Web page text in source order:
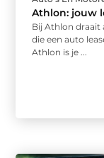
Athlon: jouw
Bij Athlon draait
die een auto
Athlon is je ...